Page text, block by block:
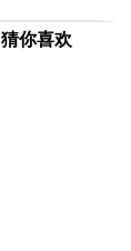
猜你喜欢